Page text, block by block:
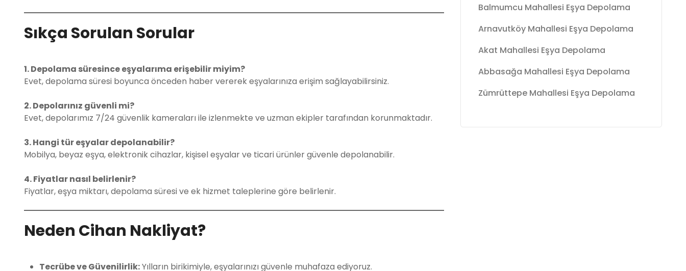
Sıkça Sorulan Sorular
1. Depolama süresince eşyalarıma erişebilir miyim?
Evet, depolama süresi boyunca önceden haber vererek eşyalarınıza erişim sağlayabilirsiniz.
2. Depolarınız güvenli mi?
Evet, depolarımız 7/24 güvenlik kameraları ile izlenmekte ve uzman ekipler tarafından korunmaktadır.
3. Hangi tür eşyalar depolanabilir?
Mobilya, beyaz eşya, elektronik cihazlar, kişisel eşyalar ve ticari ürünler güvenle depolanabilir.
4. Fiyatlar nasıl belirlenir?
Fiyatlar, eşya miktarı, depolama süresi ve ek hizmet taleplerine göre belirlenir.
Neden Cihan Nakliyat?
Tecrübe ve Güvenilirlik:Yılların birikimiyle, eşyalarınızı güvenle muhafaza ediyoruz.
Balmumcu Mahallesi Eşya Depolama
Arnavutköy Mahallesi Eşya Depolama
Akat Mahallesi Eşya Depolama
Abbasağa Mahallesi Eşya Depolama
Zümrüttepe Mahallesi Eşya Depolama